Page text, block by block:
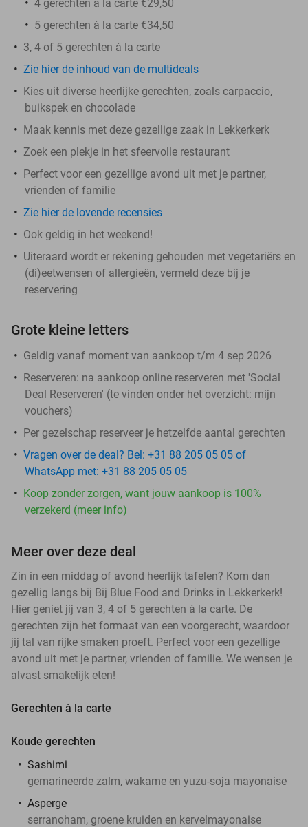
4 gerechten à la carte €29,50
5 gerechten à la carte €34,50
3, 4 of 5 gerechten à la carte
Zie hier de inhoud van de multideals
Kies uit diverse heerlijke gerechten, zoals carpaccio,
buikspek en chocolade
Maak kennis met deze gezellige zaak in Lekkerkerk
Zoek een plekje in het sfeervolle restaurant
Perfect voor een gezellige avond uit met je partner,
vrienden of familie
Zie hier de lovende recensies
Ook geldig in het weekend!
Uiteraard wordt er rekening gehouden met vegetariërs en
(di)eetwensen of allergieën, vermeld deze bij je
reservering
Grote kleine letters
Geldig vanaf moment van aankoop t/m 4 sep 2026
Reserveren: na aankoop online reserveren met 'Social
Deal Reserveren' (te vinden onder het overzicht: mijn
vouchers)
Per gezelschap reserveer je hetzelfde aantal gerechten
Vragen over de deal? Bel: +31 88 205 05 05 of
WhatsApp met: +31 88 205 05 05
Koop zonder zorgen, want jouw aankoop is 100%
verzekerd (meer info)
Meer over deze deal
Zin in een middag of avond heerlijk tafelen? Kom dan
gezellig langs bij Bij Blue Food and Drinks in Lekkerkerk!
Hier geniet jij van 3, 4 of 5 gerechten à la carte. De
gerechten zijn het formaat van een voorgerecht, waardoor
jij tal van rijke smaken proeft. Perfect voor een gezellige
avond uit met je partner, vrienden of familie. We wensen je
alvast smakelijk eten!
Gerechten à la carte
Koude gerechten
Sashimi
gemarineerde zalm, wakame en yuzu-soja mayonaise
Asperge
serranoham, groene kruiden en kervelmayonaise